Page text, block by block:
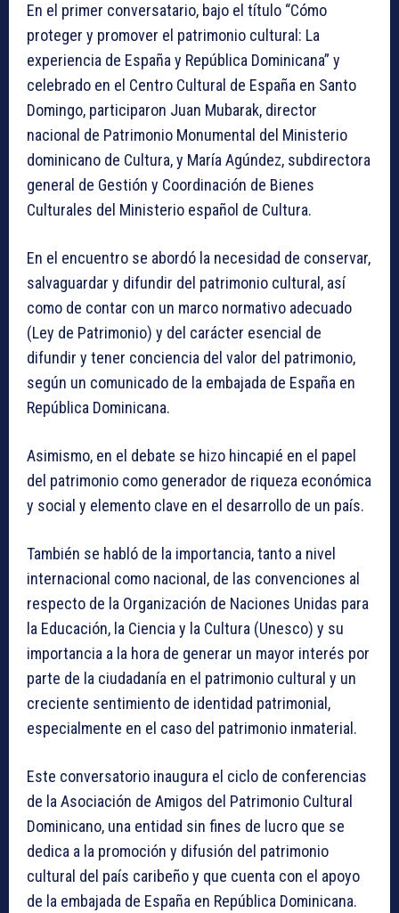
En el primer conversatario, bajo el título “Cómo
proteger y promover el patrimonio cultural: La
experiencia de España y República Dominicana” y
celebrado en el Centro Cultural de España en Santo
Domingo, participaron Juan Mubarak, director
nacional de Patrimonio Monumental del Ministerio
dominicano de Cultura, y María Agúndez, subdirectora
general de Gestión y Coordinación de Bienes
Culturales del Ministerio español de Cultura.
En el encuentro se abordó la necesidad de conservar,
salvaguardar y difundir del patrimonio cultural, así
como de contar con un marco normativo adecuado
(Ley de Patrimonio) y del carácter esencial de
difundir y tener conciencia del valor del patrimonio,
según un comunicado de la embajada de España en
República Dominicana.
Asimismo, en el debate se hizo hincapié en el papel
del patrimonio como generador de riqueza económica
y social y elemento clave en el desarrollo de un país.
También se habló de la importancia, tanto a nivel
internacional como nacional, de las convenciones al
respecto de la Organización de Naciones Unidas para
la Educación, la Ciencia y la Cultura (Unesco) y su
importancia a la hora de generar un mayor interés por
parte de la ciudadanía en el patrimonio cultural y un
creciente sentimiento de identidad patrimonial,
especialmente en el caso del patrimonio inmaterial.
Este conversatorio inaugura el ciclo de conferencias
de la Asociación de Amigos del Patrimonio Cultural
Dominicano, una entidad sin fines de lucro que se
dedica a la promoción y difusión del patrimonio
cultural del país caribeño y que cuenta con el apoyo
de la embajada de España en República Dominicana.